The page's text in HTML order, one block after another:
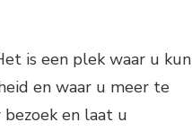
is een plek waar u
en waar u meer te
en laat u